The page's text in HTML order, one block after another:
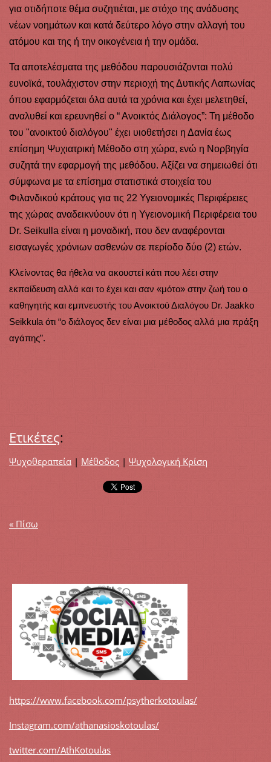
για οτιδήποτε θέμα συζητιέται, με στόχο της ανάδυσης
νέων νοημάτων και κατά δεύτερο λόγο στην αλλαγή του
ατόμου και της ή την οικογένεια ή την ομάδα.
Τα αποτελέσματα της μεθόδου παρουσιάζονται πολύ
ευνοϊκά, τουλάχιστον στην περιοχή της Δυτικής Λαπωνίας
όπου εφαρμόζεται όλα αυτά τα χρόνια και έχει μελετηθεί,
αναλυθεί και ερευνηθεί ο “ Ανοικτός Διάλογος”: Τη μέθοδο
του "ανοικτού διαλόγου" έχει υιοθετήσει η Δανία έως
επίσημη Ψυχιατρική Μέθοδο στη χώρα, ενώ η Νορβηγία
συζητά την εφαρμογή της μεθόδου. Αξίζει να σημειωθεί ότι
σύμφωνα με τα επίσημα στατιστικά στοιχεία του
Φιλανδικού κράτους για τις 22 Υγειονομικές Περιφέρειες
της χώρας αναδεικνύουν ότι η Υγειονομική Περιφέρεια του
Dr. Seikulla είναι η μοναδική, που δεν αναφέρονται
εισαγωγές χρόνιων ασθενών σε περίοδο δύο (2) ετών.
Κλείνοντας θα ήθελα να ακουστεί κάτι που λέει στην
εκπαίδευση αλλά και το έχει και σαν «μότο» στην ζωή του ο
καθηγητής και εμπνευστής του Ανοικτού Διαλόγου Dr. Jaakko
Seikkula ότι “ο διάλογος δεν είναι μια μέθοδος αλλά μια πράξη
αγάπης”.
Ετικέτες:
Ψυχοθεραπεία | Μέθοδος | Ψυχολογική Κρίση
« Πίσω
https://www.facebook.com/psytherkotoulas/
Instagram.com/athanasioskotoulas/
twitter.com/AthKotoulas